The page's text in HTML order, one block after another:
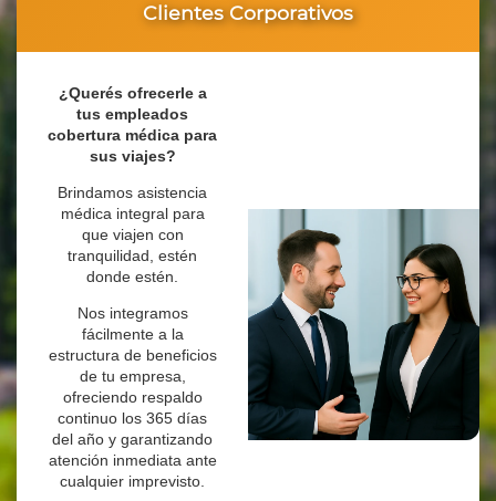
Clientes Corporativos
¿Querés ofrecerle a
tus empleados
cobertura médica para
sus viajes?
Brindamos asistencia
médica integral para
que viajen con
tranquilidad, estén
donde estén.
Nos integramos
fácilmente a la
estructura de beneficios
de tu empresa,
ofreciendo respaldo
continuo los 365 días
del año y garantizando
atención inmediata ante
cualquier imprevisto.